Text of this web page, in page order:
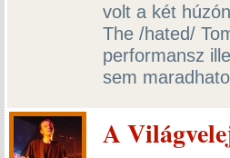
volt a két
The /hated/
performansz
sem
A